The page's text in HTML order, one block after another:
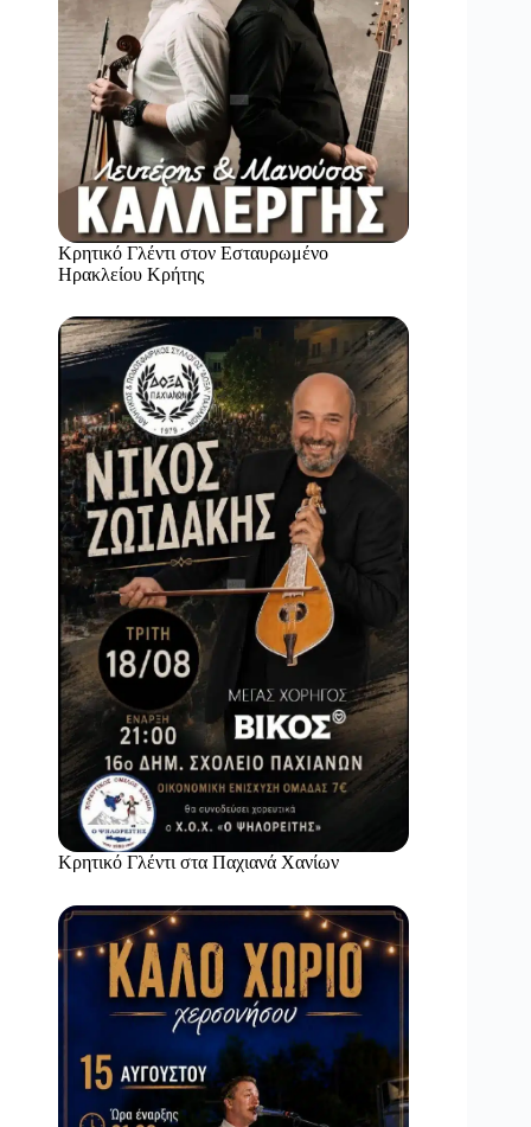
Κρητικό Γλέντι στον Εσταυρωμένο
Ηρακλείου Κρήτης
Κρητικό Γλέντι στα Παχιανά Χανίων